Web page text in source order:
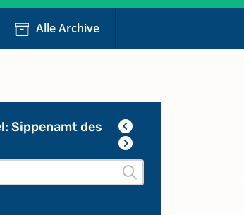
Alle Archive
Sippenamt des
Kartei)